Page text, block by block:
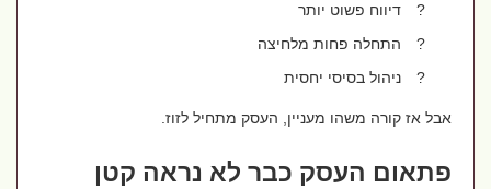
דיווח פשוט יותר
התחלה פחות מלחיצה
ניהול בסיסי יחסית
אבל אז קורה משהו מעניין, העסק מתחיל לזוז.
פתאום העסק כבר לא נראה קטן